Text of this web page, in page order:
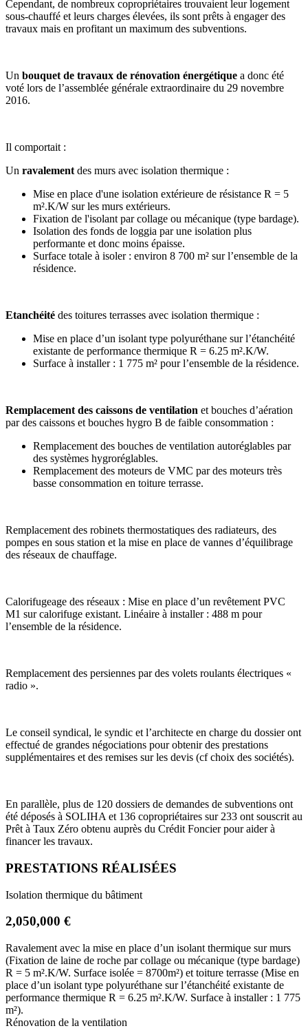
Cependant, de nombreux copropriétaires trouvaient leur logement
sous-chauffé et leurs charges élevées, ils sont prêts à engager des
travaux mais en profitant un maximum des subventions.
Un bouquet de travaux de rénovation énergétique a donc été
voté lors de l’assemblée générale extraordinaire du 29 novembre
2016.
Il comportait :
Un ravalement des murs avec isolation thermique :
Mise en place d'une isolation extérieure de résistance R = 5
m².K/W sur les murs extérieurs.
Fixation de l'isolant par collage ou mécanique (type bardage).
Isolation des fonds de loggia par une isolation plus
performante et donc moins épaisse.
Surface totale à isoler : environ 8 700 m² sur l’ensemble de la
résidence.
Etanchéité des toitures terrasses avec isolation thermique :
Mise en place d’un isolant type polyuréthane sur l’étanchéité
existante de performance thermique R = 6.25 m².K/W.
Surface à installer : 1 775 m² pour l’ensemble de la résidence.
Remplacement des caissons de ventilation et bouches d’aération
par des caissons et bouches hygro B de faible consommation :
Remplacement des bouches de ventilation autoréglables par
des systèmes hygroréglables.
Remplacement des moteurs de VMC par des moteurs très
basse consommation en toiture terrasse.
Remplacement des robinets thermostatiques des radiateurs, des
pompes en sous station et la mise en place de vannes d’équilibrage
des réseaux de chauffage.
Calorifugeage des réseaux : Mise en place d’un revêtement PVC
M1 sur calorifuge existant. Linéaire à installer : 488 m pour
l’ensemble de la résidence.
Remplacement des persiennes par des volets roulants électriques «
radio ».
Le conseil syndical, le syndic et l’architecte en charge du dossier ont
effectué de grandes négociations pour obtenir des prestations
supplémentaires et des remises sur les devis (cf choix des sociétés).
En parallèle, plus de 120 dossiers de demandes de subventions ont
été déposés à SOLIHA et 136 copropriétaires sur 233 ont souscrit au
Prêt à Taux Zéro obtenu auprès du Crédit Foncier pour aider à
financer les travaux.
PRESTATIONS RÉALISÉES
Isolation thermique du bâtiment
2,050,000 €
Ravalement avec la mise en place d’un isolant thermique sur murs
(Fixation de laine de roche par collage ou mécanique (type bardage)
R = 5 m².K/W. Surface isolée = 8700m²) et toiture terrasse (Mise en
place d’un isolant type polyuréthane sur l’étanchéité existante de
performance thermique R = 6.25 m².K/W. Surface à installer : 1 775
m²).
Rénovation de la ventilation